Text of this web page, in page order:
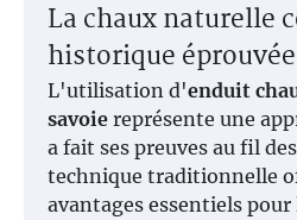
La chaux naturelle
historique éprouvée
L'utilisation d'enduit
savoie représente une
a fait ses preuves au fil
technique traditionnelle
avantages essentiels